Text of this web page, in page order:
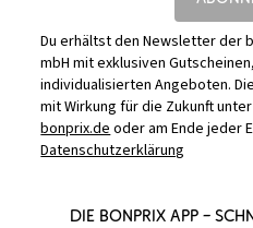
Du erhältst den Newsletter der
mbH mit exklusiven
individualisierten Angeboten.
mit Wirkung für die Zukunft unter
bonprix.deoder am Ende jeder
Datenschutzerklärung
DIE BONPRIX APP –